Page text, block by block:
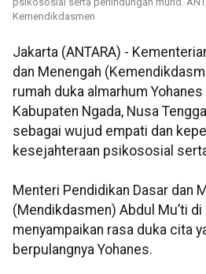
Kemendikdasmen
Jakarta (ANTARA) -
dan Menengah
rumah duka almarhum
Kabupaten Ngada, Nusa
sebagai wujud empati dan
kesejahteraan psikososial
Menteri Pendidikan Dasar dan
(Mendikdasmen) Abdul Mu’ti
menyampaikan rasa duka cita
berpulangnya Yohanes.